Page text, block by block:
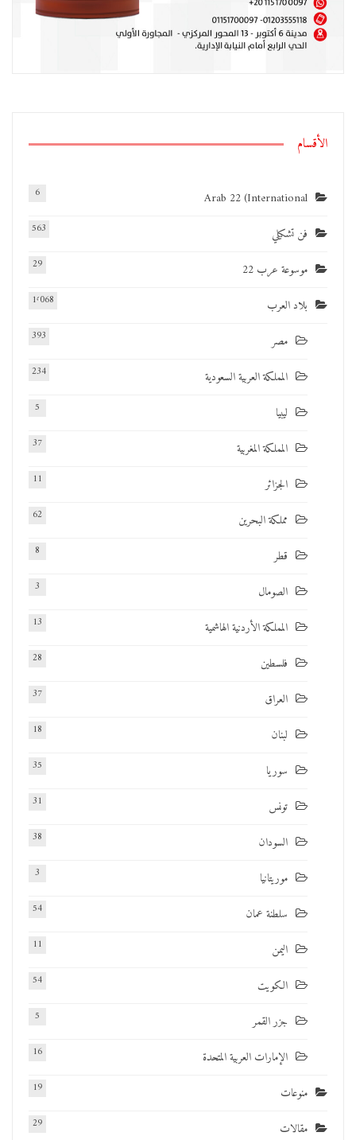
الأقسام
Arab 22 (International
6
فن تشكيلي 563
موسوعة عرب 22 29
بلاد العرب 1٬068
مصر 393
المملكة العربية السعودية 234
ليبيا 5
المملكة المغربية 37
الجزائر 11
مملكة البحرين 62
قطر 8
الصومال 3
المملكة الأردنية الهاشمية 13
فلسطين 28
العراق 37
لبنان 18
سوريا 35
تونس 31
السودان 38
موريتانيا 3
سلطنة عمان 54
اليمن 11
الكويت 54
جزر القمر 5
الإمارات العربية المتحدة 16
منوعات 19
مقالات 29